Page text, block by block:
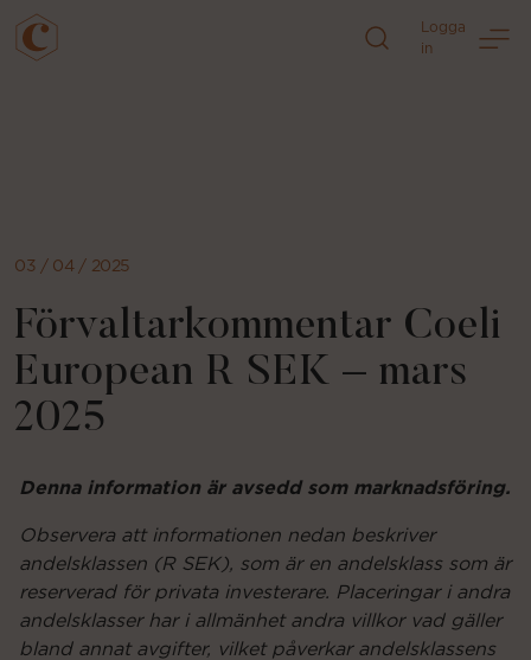
Logga
in
03 / 04 / 2025
Förvaltarkommentar Coeli
European R SEK – mars
2025
Denna information är avsedd som marknadsföring.
Observera att informationen nedan beskriver
andelsklassen (R SEK), som är en andelsklass som är
reserverad för privata investerare. Placeringar i andra
andelsklasser har i allmänhet andra villkor vad gäller
bland annat avgifter, vilket påverkar andelsklassens